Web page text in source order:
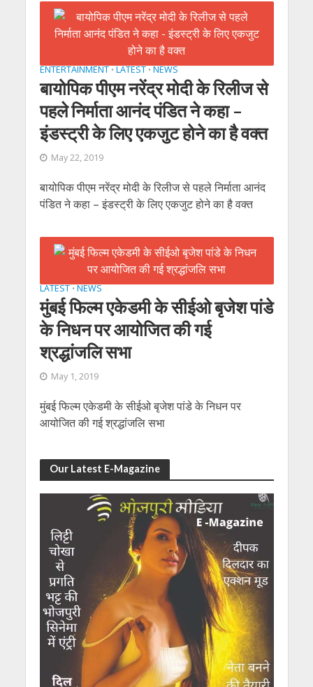
ENTERTAINMENT • LATEST • NEWS
बायोपिक पीएम नरेंद्र मोदी के रिलीज से
पहले निर्माता आनंद पंडित ने कहा –
इंडस्ट्री के लिए एकजुट होने का है वक्त
May 22, 2019
बायोपिक पीएम नरेंद्र मोदी के रिलीज से पहले निर्माता आनंद
पंडित ने कहा – इंडस्ट्री के लिए एकजुट होने का है वक्त
LATEST • NEWS
मुंबई फिल्म एकेडमी के सीईओ बृजेश पांडे
के निधन पर आयोजित की गई
श्रद्धांजलि सभा
May 1, 2019
मुंबई फिल्म एकेडमी के सीईओ बृजेश पांडे के निधन पर
आयोजित की गई श्रद्धांजलि सभा
Our Latest E-Magazine